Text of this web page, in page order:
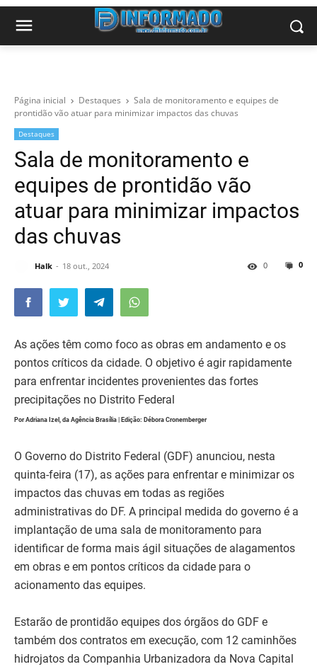
Página inicial Destaques
Sala de monitoramento e equipes de
prontidão vão atuar para minimizar impactos das chuvas
Destaques
Sala de monitoramento e
equipes de prontidão vão
atuar para minimizar impactos
das chuvas
Halk 18 out., 2024 0
0
As ações têm como foco as obras em andamento e os
pontos críticos da cidade. O objetivo é agir rapidamente
para enfrentar incidentes provenientes das fortes
precipitações no Distrito Federal
Por Adriana Izel, da Agência Brasília | Edição: Débora Cronemberger
O Governo do Distrito Federal (GDF) anunciou, nesta
quinta-feira (17), as ações para enfrentar e minimizar os
impactos das chuvas em todas as regiões
administrativas do DF. A principal medida do governo é a
implantação de uma sala de monitoramento para
identificar de forma mais ágil situações de alagamentos
em obras e em pontos críticos da cidade para o
acionamento das equipes.
Estarão de prontidão equipes dos órgãos do GDF e
também dos contratos em execução, com 12 caminhões
hidrojatos da Companhia Urbanizadora da Nova Capital